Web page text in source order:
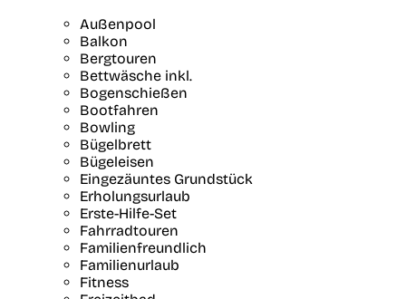
Außenpool
Balkon
Bergtouren
Bettwäsche inkl.
Bogenschießen
Bootfahren
Bowling
Bügelbrett
Bügeleisen
Eingezäuntes Grundstück
Erholungsurlaub
Erste-Hilfe-Set
Fahrradtouren
Familienfreundlich
Familienurlaub
Fitness